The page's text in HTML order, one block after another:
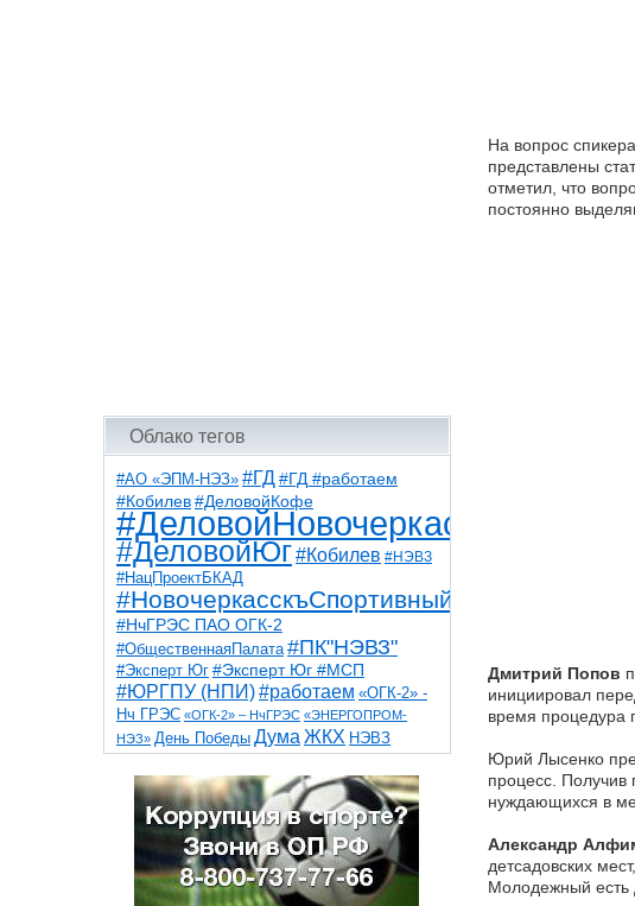
Облако тегов
#АО «ЭПМ-НЭЗ» #ГД #ГД #работаем
#Кобилев #ДеловойКофе
#ДеловойНовочеркасск
#ДеловойЮг#Кобилев #НЭВЗ
#НацПроектБКАД
#НовочеркасскъСпортивный
#НчГРЭС ПАО ОГК-2
#ОбщественнаяПалата #ПК"НЭВЗ"
#Эксперт Юг #Эксперт Юг #МСП
#ЮРГПУ (НПИ)#работаем «ОГК-2» -
Нч ГРЭС «ОГК-2» – НчГРЭС «ЭНЕРГОПРОМ-
НЭЗ» День Победы Дума ЖКХ НЭВЗ
НчГРЭС ТНТ
благоустройствоветераны выборы
детидороги казаки коррупция космос
общественная палата парк пожар роща
спорт театр транспорт художники
На вопрос
представлены
отметил, что
постоянно
Дмитрий Попов
инициировал
время процедура
Юрий Лысенко
процесс.
нуждающихся в
Александр
детсадовских
Молодежный есть